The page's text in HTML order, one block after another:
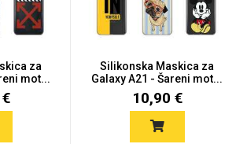
za
mot...
Silikonska Maskica za
Galaxy A21 - Šareni mot...
10,90 €